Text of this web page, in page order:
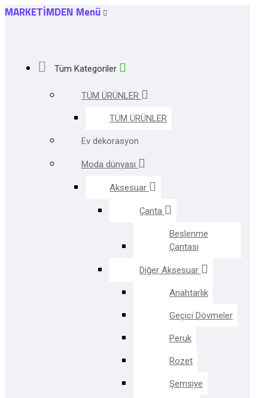
MARKETİMDEN Menü
Tüm Kategoriler
TÜM ÜRÜNLER
TÜM ÜRÜNLER
Ev dekorasyon
Moda dünyası
Aksesuar
Çanta
Beslenme
Çantası
Diğer Aksesuar
Anahtarlık
Geçici Dövmeler
Peruk
Rozet
Şemsiye